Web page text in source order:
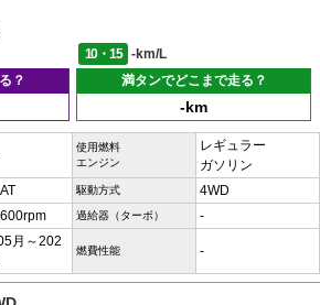
10・15
-km/L
？
満タンでどこまで走る？
-km
使用燃料
エンジン
レギュラー
ガソリン
駆動方式 4WD
過給器（ターボ） -
月～202
燃費性能 -